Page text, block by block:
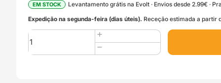
EM STOCK
Levantamento grátis na Evolt · Envios desde 2.99€ ·
Expedição na segunda-feira (dias úteis). Receção estimada a partir
Quantidade
de
PLA